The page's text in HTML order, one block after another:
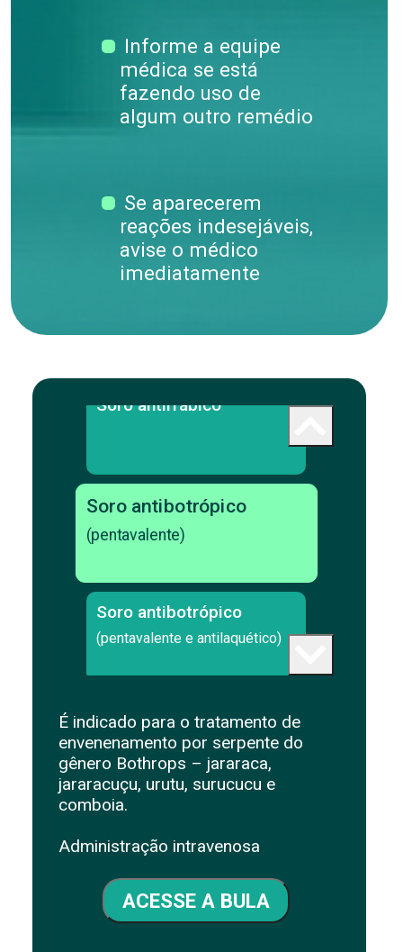
Informe a equipe
médica se está
fazendo uso de
algum outro remédio
Se aparecerem
reações indesejáveis,
avise o médico
imediatamente
Soro antidiftérico
Soro antitetânico
Soro antirrábico
Soro antibotrópico
(pentavalente)
Soro antibotrópico
(pentavalente e antilaquético)
Soro anticrotálico
(pentavalente e anticrotálico)
Soro antielapídico
É indicado para o tratamento de
envenenamento por serpente do
gênero Bothrops – jararaca,
jararacuçu, urutu, surucucu e
comboia.
Administração intravenosa
ACESSE A BULA